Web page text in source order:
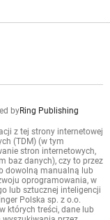
byRing Publishing
z tej strony internetowej
(TDM) (w tym
stron internetowych,
baz danych), czy to przez
dowolną manualną lub
oprogramowania, w
lub sztucznej inteligencji
Polska sp. z o.o.
których treści, dane lub